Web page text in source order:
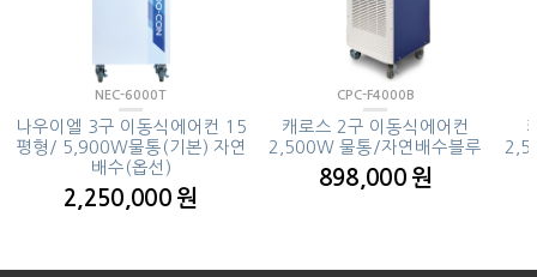
NEC-6000T
나우이엘 3구 이동식에어컨 15
평형/ 5,900W물통(기본) 자연
배수(옵선)
2,250,000 원
CPC-F4000B
캐로스 2구 이동식에어컨
2,500W 물통/자연배수블루
898,000 원